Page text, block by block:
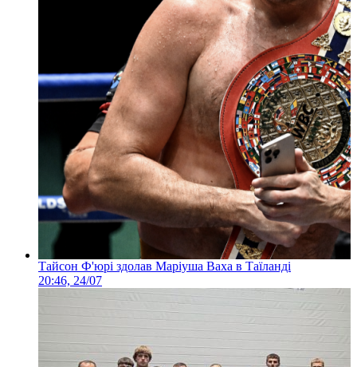
Тайсон Ф'юрі здолав Маріуша Ваха в Таїланді
20:46, 24/07